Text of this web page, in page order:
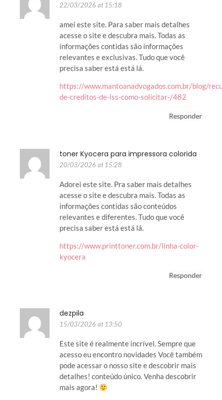
22/03/2026 at 15:18
amei este site. Para saber mais detalhes
acesse o site e descubra mais. Todas as
informações contidas são informações
relevantes e exclusivas. Tudo que você
precisa saber está está lá.
https://www.mantoanadvogados.com.br/blog/
de-creditos-de-iss-como-solicitar-/482
Responder
toner Kyocera para impressora colorida
20/03/2026 at 15:28
Adorei este site. Pra saber mais detalhes
acesse o site e descubra mais. Todas as
informações contidas são conteúdos
relevantes e diferentes. Tudo que você
precisa saber está está lá.
https://www.printtoner.com.br/linha-color-
kyocera
Responder
dezpila
15/03/2026 at 13:50
Este site é realmente incrível. Sempre que
acesso eu encontro novidades Você também
pode acessar o nosso site e descobrir mais
detalhes! conteúdo único. Venha descobrir
mais agora!